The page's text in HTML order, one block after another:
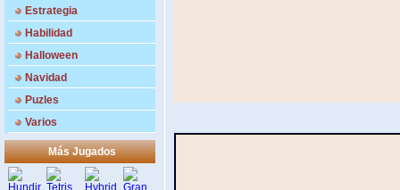
Estrategia
Habilidad
Halloween
Navidad
Puzles
Varios
Más Jugados